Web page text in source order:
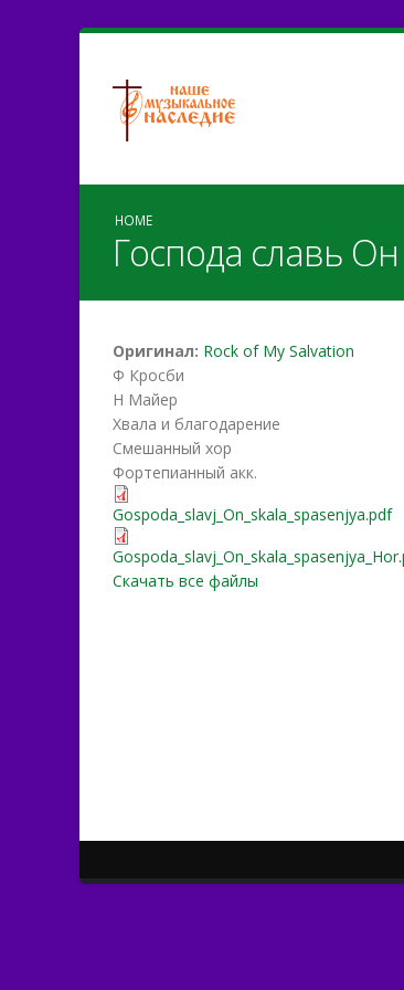
HOME
Господа славь
Оригинал: Rock of My Salvation
Ф Кросби
Н Майер
Хвала и благодарение
Смешанный хор
Фортепианный акк.
Gospoda_slavj_On_skala_spasenjya.pdf
Скачать все файлы